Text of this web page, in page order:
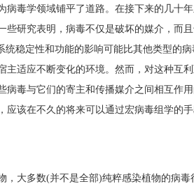
毒学领域铺平了道路。在接下来的几十
研究表明，病毒不仅是破坏的媒介，而
稳定性和功能的影响可能比其他类型的
适应不断变化的环境。然而，对这种互
毒与它们的寄主和传播媒介之间相互作
该在不久的将来可以通过宏病毒组学的手
大多数(并不是全部)纯粹感染植物的病